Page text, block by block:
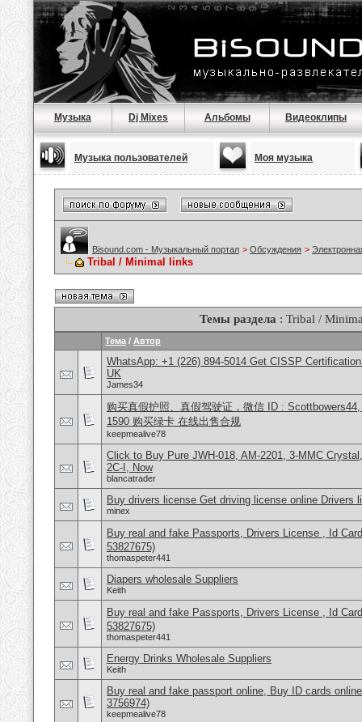
Музыка Dj Mixes Альбомы Видеоклипы
Музыка пользователей Моя музыка
Bisound.com - Музыкальный портал > Обсуждения >
Tribal / Minimal links
Темы раздела : Tribal /
Тема / Автор
WhatsApp: +1 (226) 894-5014​ Get CISSP
UK
James34
购买真假护照、真假驾驶证，微信 ID :
1590 购买绿卡 在线出售合规
keepmealive78
Click to Buy Pure JWH-018, AM-2201, 3-MMC
2C-I, Now
blancatrader
Buy drivers license Get driving license online Drivers
minex
Buy real and fake Passports, Drivers License , Id
53827675)
thomaspeter441
Diapers wholesale Suppliers
Keith
Buy real and fake Passports, Drivers License , Id
53827675)
thomaspeter441
Energy Drinks Wholesale Suppliers
Keith
Buy real and fake passport online, Buy ID cards
3756974)
keepmealive78